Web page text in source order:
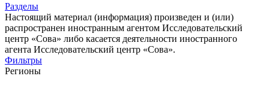
Разделы
Настоящий материал (информация) произведен и (или)
распространен иностранным агентом Исследовательский
центр «Сова» либо касается деятельности иностранного
агента Исследовательский центр «Сова».
Фильтры
Регионы